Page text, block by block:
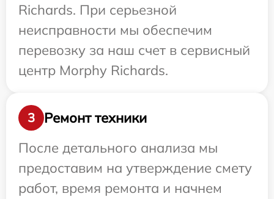
Richards. При серьезной
неисправности мы обеспечим
перевозку за наш счет в сервисный
центр Morphy Richards.
3
Ремонт техники
После детального анализа мы
предоставим на утверждение смету
работ, время ремонта и начнем